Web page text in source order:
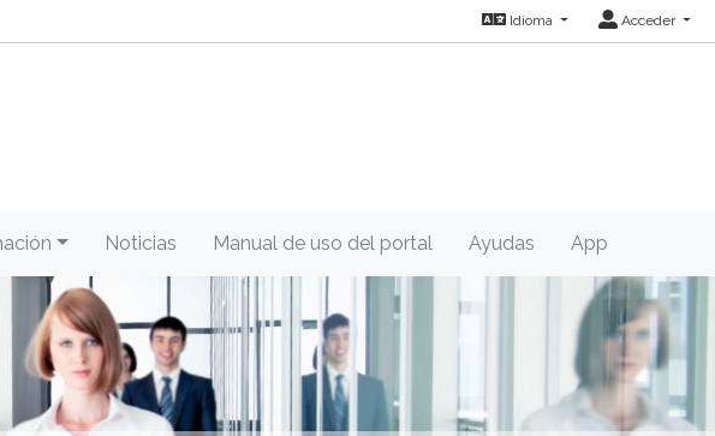
Idioma Acceder
Noticias Manual de uso del portal Ayudas App